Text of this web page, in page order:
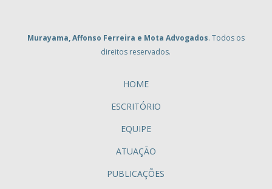
Murayama, Affonso Ferreira e Mota Advogados. Todos os
direitos reservados.
HOME
ESCRITÓRIO
EQUIPE
ATUAÇÃO
PUBLICAÇÕES